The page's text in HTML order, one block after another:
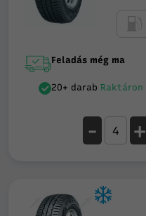
Feladás még ma
20+ darabRaktáron
- +